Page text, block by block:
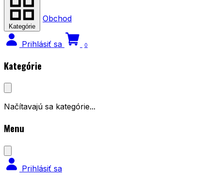
Kategórie
Obchod
Prihlásiť sa 0
Kategórie
Načítavajú sa kategórie...
Menu
Prihlásiť sa